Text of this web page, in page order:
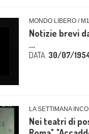
MONDO LIBERO /
Notizie brevi
...
DATA: 30/07/
LA SETTIMANA
Nei teatri di